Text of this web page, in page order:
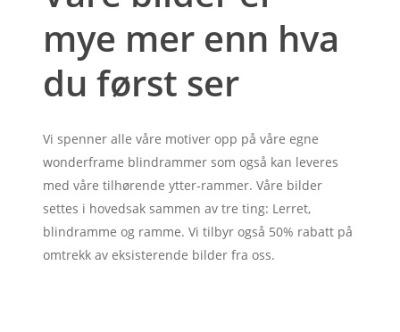
mye mer enn hva
du først ser
Vi spenner alle våre motiver opp på våre egne
wonderframe blindrammer som også kan leveres
med våre tilhørende ytter-rammer. Våre bilder
settes i hovedsak sammen av tre ting: Lerret,
blindramme og ramme. Vi tilbyr også 50% rabatt på
omtrekk av eksisterende bilder fra oss.